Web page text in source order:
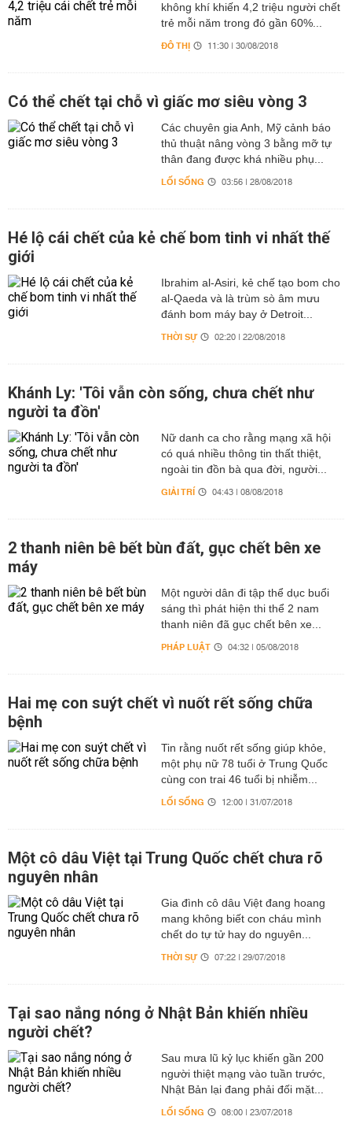
không khí khiến 4,2 triệu người chết
trẻ mỗi năm trong đó gần 60%...
ĐÔ THỊ 11:30 | 30/08/2018
Có thể chết tại chỗ vì giấc mơ siêu vòng 3
Các chuyên gia Anh, Mỹ cảnh báo
thủ thuật nâng vòng 3 bằng mỡ tự
thân đang được khá nhiều phụ...
LỐI SỐNG 03:56 | 28/08/2018
Hé lộ cái chết của kẻ chế bom tinh vi nhất thế
giới
Ibrahim al-Asiri, kẻ chế tạo bom cho
al-Qaeda và là trùm sò âm mưu
đánh bom máy bay ở Detroit...
THỜI SỰ 02:20 | 22/08/2018
Khánh Ly: 'Tôi vẫn còn sống, chưa chết như
người ta đồn'
Nữ danh ca cho rằng mạng xã hội
có quá nhiều thông tin thất thiệt,
ngoài tin đồn bà qua đời, người...
GIẢI TRÍ 04:43 | 08/08/2018
2 thanh niên bê bết bùn đất, gục chết bên xe
máy
Một người dân đi tập thể dục buổi
sáng thì phát hiện thi thể 2 nam
thanh niên đã gục chết bên xe...
PHÁP LUẬT 04:32 | 05/08/2018
Hai mẹ con suýt chết vì nuốt rết sống chữa
bệnh
Tin rằng nuốt rết sống giúp khỏe,
một phụ nữ 78 tuổi ở Trung Quốc
cùng con trai 46 tuổi bị nhiễm...
LỐI SỐNG 12:00 | 31/07/2018
Một cô dâu Việt tại Trung Quốc chết chưa rõ
nguyên nhân
Gia đình cô dâu Việt đang hoang
mang không biết con cháu mình
chết do tự tử hay do nguyên...
THỜI SỰ 07:22 | 29/07/2018
Tại sao nắng nóng ở Nhật Bản khiến nhiều
người chết?
Sau mưa lũ kỷ lục khiến gần 200
người thiệt mạng vào tuần trước,
Nhật Bản lại đang phải đối mặt...
LỐI SỐNG 08:00 | 23/07/2018